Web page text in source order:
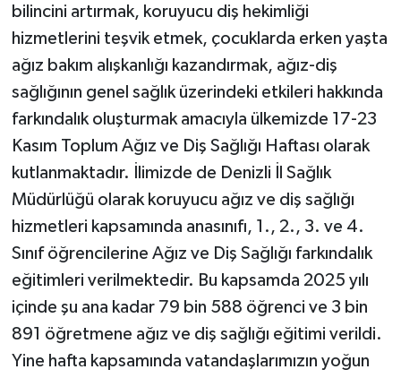
bilincini artırmak, koruyucu diş hekimliği
hizmetlerini teşvik etmek, çocuklarda erken yaşta
ağız bakım alışkanlığı kazandırmak, ağız-diş
sağlığının genel sağlık üzerindeki etkileri hakkında
farkındalık oluşturmak amacıyla ülkemizde 17-23
Kasım Toplum Ağız ve Diş Sağlığı Haftası olarak
kutlanmaktadır. İlimizde de Denizli İl Sağlık
Müdürlüğü olarak koruyucu ağız ve diş sağlığı
hizmetleri kapsamında anasınıfı, 1., 2., 3. ve 4.
Sınıf öğrencilerine Ağız ve Diş Sağlığı farkındalık
eğitimleri verilmektedir. Bu kapsamda 2025 yılı
içinde şu ana kadar 79 bin 588 öğrenci ve 3 bin
891 öğretmene ağız ve diş sağlığı eğitimi verildi.
Yine hafta kapsamında vatandaşlarımızın yoğun